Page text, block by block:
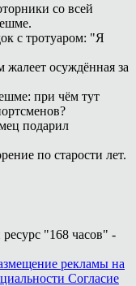
со всей
с тротуаром: "Я
осуждённая за
при чём тут
подарил
по старости лет.
"168 часов" -
рекламы на
Согласие